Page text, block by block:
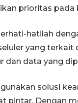
prioritas pada
hatilah
yang terkait
dan data yang
gunakan solusi
pintar. Dengan